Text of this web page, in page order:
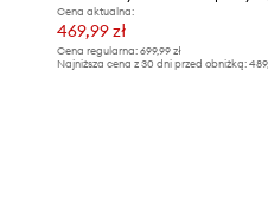
Cena aktualna:
469,99 zł
Cena regularna: 699,99 zł
Najniższa cena z 30 dni przed obniżką: